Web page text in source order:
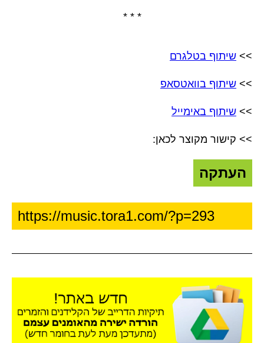
* * *
>> שיתוף בטלגרם
>> שיתוף בוואטסאפ
>> שיתוף באימייל
>> קישור מקוצר לכאן:
העתקה